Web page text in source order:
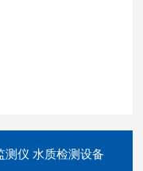
测仪 水质检测设备